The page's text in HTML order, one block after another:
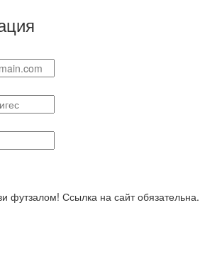
футзалом! Ссылка на сайт обязательна.